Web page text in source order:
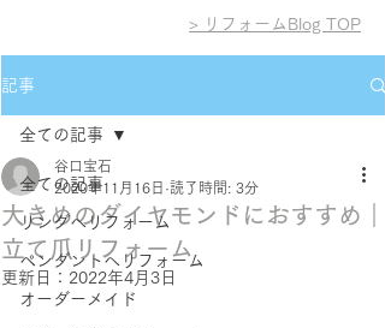
> リフォームBlog TOP
記事
全ての記事
リングへリフォーム
ペンダントへリフォーム
オーダーメイド
全ての記事
大きめのダイヤモンドにおすすめ｜
立て爪リフォーム
谷口宝石
2020年11月16日 読了時間: 3分
更新日： 2022年4月3日